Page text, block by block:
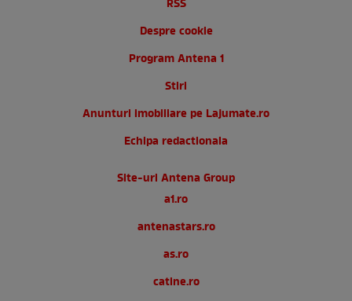
RSS
Despre cookie
Program Antena 1
Stiri
Anunturi imobiliare pe Lajumate.ro
Echipa redactionala
Site-uri Antena Group
a1.ro
antenastars.ro
as.ro
catine.ro